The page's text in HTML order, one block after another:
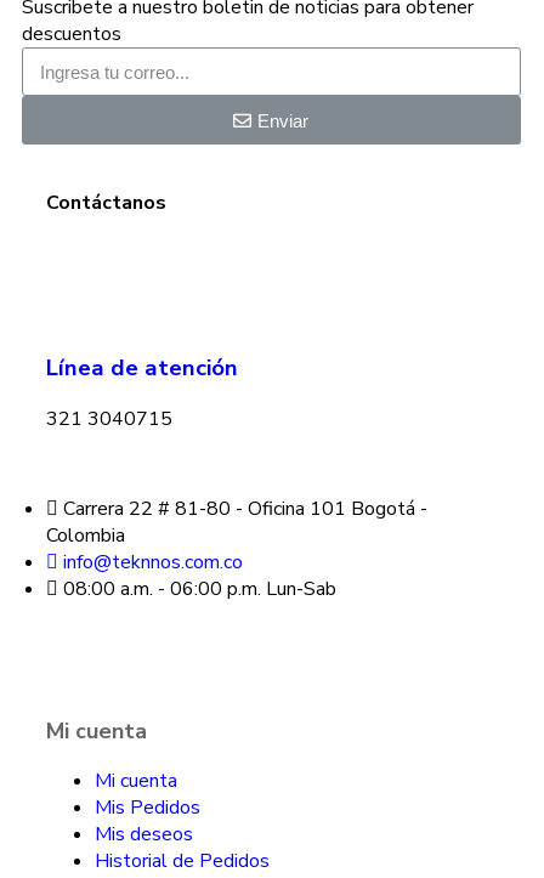
Suscribete a nuestro boletin de noticias para obtener
descuentos
Enviar
Contáctanos
Línea de atención
321 3040715
Carrera 22 # 81-80 - Oficina 101 Bogotá -
Colombia
info@teknnos.com.co
08:00 a.m. - 06:00 p.m. Lun-Sab
Mi cuenta
Mi cuenta
Mis Pedidos
Mis deseos
Historial de Pedidos